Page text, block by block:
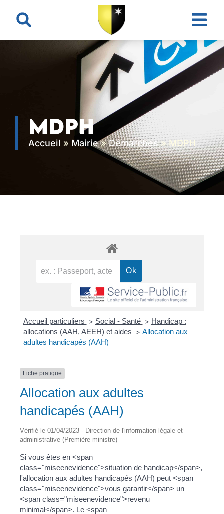
principal
MDPH
Accueil » Mairie»Démarches»MDPH
Accueil particuliers > Social - Santé > Handicap :
allocations (AAH, AEEH) et aides
> Allocation aux
adultes handicapés (AAH)
Fiche pratique
Allocation aux adultes
handicapés (AAH)
Vérifié le 01/04/2023 - Direction de l'information légale et
administrative (Première ministre)
Si vous êtes en <span
class="miseenevidence">situation de handicap</span>,
l'allocation aux adultes handicapés (AAH) peut <span
class="miseenevidence">vous garantir</span> un
<span class="miseenevidence">revenu
minimal</span>. Le <span